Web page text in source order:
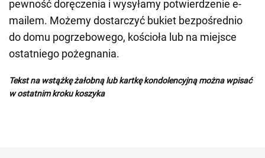
pewność doręczenia i wysyłamy potwierdzenie e-
mailem. Możemy dostarczyć bukiet bezpośrednio
do domu pogrzebowego, kościoła lub na miejsce
ostatniego pożegnania.
Tekst na wstążkę żałobną lub kartkę kondolencyjną można wpisać
w ostatnim kroku koszyka